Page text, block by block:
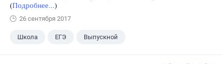
(Подробнее...)
26 сентября 2017
Школа ЕГЭ Выпускной